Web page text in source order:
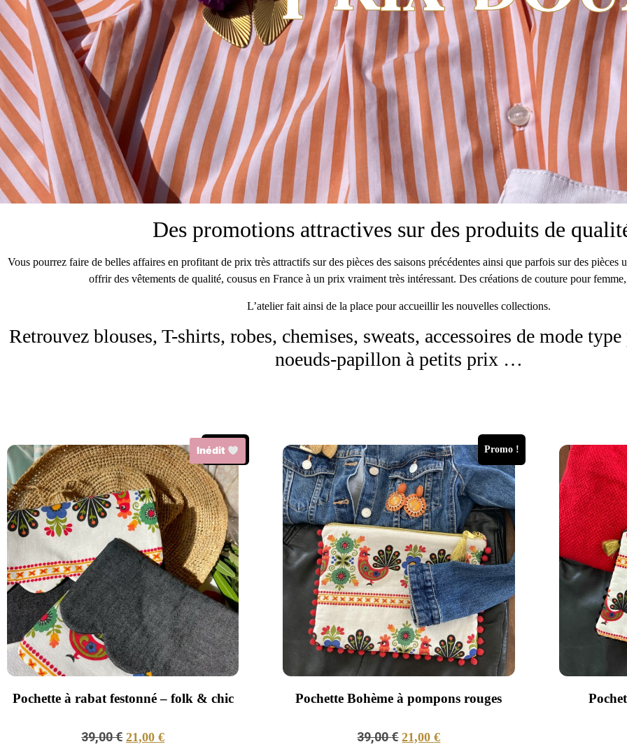
Des promotions attractives sur des produits de
Vous pourrez faire de belles affaires en profitant de prix très attractifs sur des pièces des saisons précédentes ainsi que parfois sur des pièces
offrir des vêtements de qualité, cousus en France à un prix vraiment très intéressant. Des créations de couture pour
L’atelier fait ainsi de la place pour accueillir les nouvelles collections.
Retrouvez blouses, T-shirts, robes, chemises, sweats, accessoires de mode
noeuds-papillon à petits prix …
Promo !
Inédit
Pochette à rabat festonné – folk & chic
39,00€ 21,00€
Promo !
Pochette Bohème à pompons rouges
39,00€ 21,00€